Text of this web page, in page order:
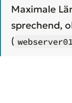
Maximale
sprechend,
(